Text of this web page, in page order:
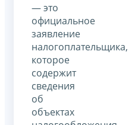
— это
официальное
заявление
налогоплательщика,
которое
содержит
сведения
об
объектах